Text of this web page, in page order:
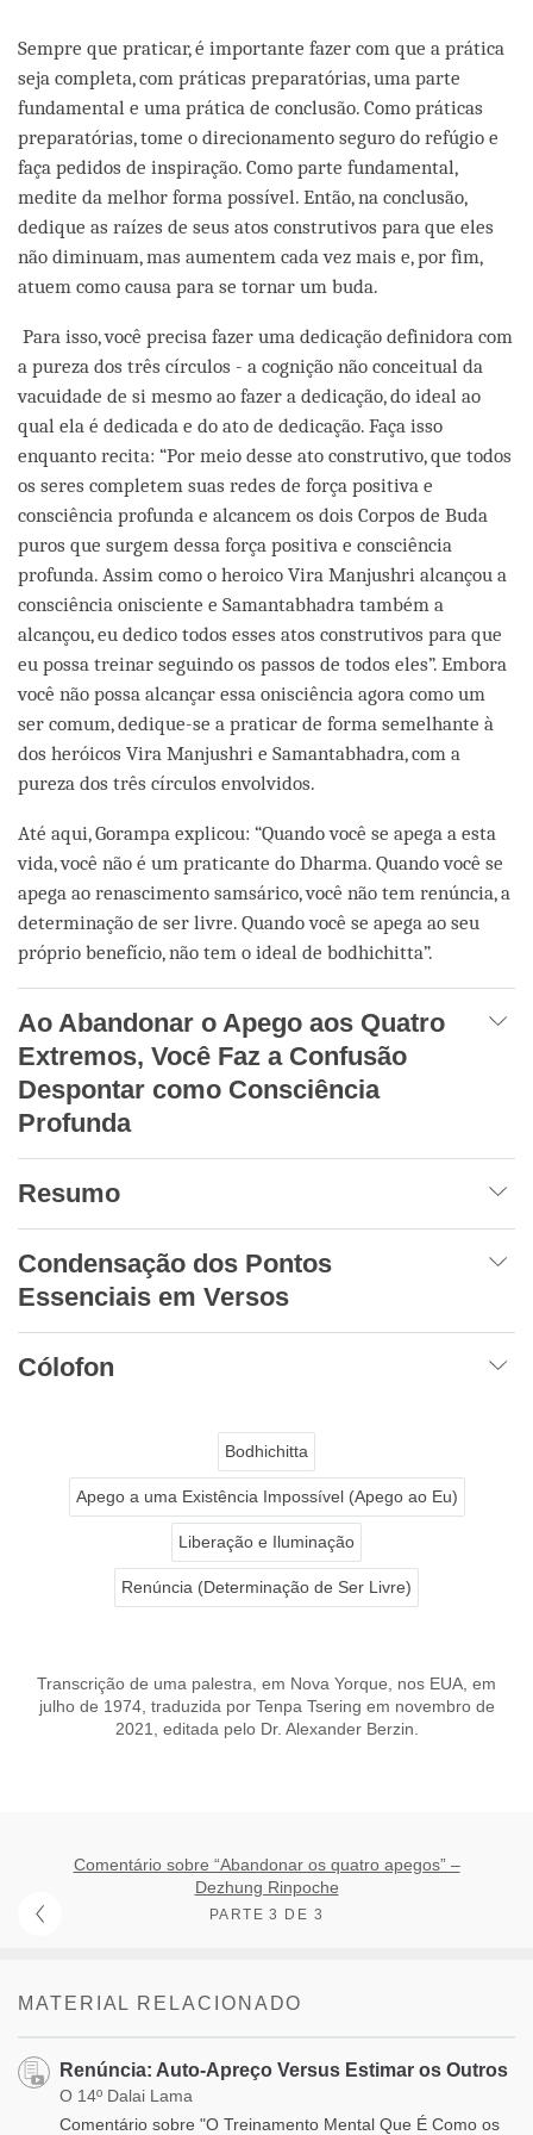
Sempre que praticar, é importante fazer com que a prática
seja completa, com práticas preparatórias, uma parte
fundamental e uma prática de conclusão. Como práticas
preparatórias, tome o direcionamento seguro do refúgio e
faça pedidos de inspiração. Como parte fundamental,
medite da melhor forma possível. Então, na conclusão,
dedique as raízes de seus atos construtivos para que eles
não diminuam, mas aumentem cada vez mais e, por fim,
atuem como causa para se tornar um buda.
Para isso, você precisa fazer uma dedicação definidora com
a pureza dos três círculos - a cognição não conceitual da
vacuidade de si mesmo ao fazer a dedicação, do ideal ao
qual ela é dedicada e do ato de dedicação. Faça isso
enquanto recita: “Por meio desse ato construtivo, que todos
os seres completem suas redes de força positiva e
consciência profunda e alcancem os dois Corpos de Buda
puros que surgem dessa força positiva e consciência
profunda. Assim como o heroico Vira Manjushri alcançou a
consciência onisciente e Samantabhadra também a
alcançou, eu dedico todos esses atos construtivos para que
eu possa treinar seguindo os passos de todos eles”. Embora
você não possa alcançar essa onisciência agora como um
ser comum, dedique-se a praticar de forma semelhante à
dos heróicos Vira Manjushri e Samantabhadra, com a
pureza dos três círculos envolvidos.
Até aqui, Gorampa explicou: “Quando você se apega a esta
vida, você não é um praticante do Dharma. Quando você se
apega ao renascimento samsárico, você não tem renúncia, a
determinação de ser livre. Quando você se apega ao seu
próprio benefício, não tem o ideal de bodhichitta”.
Ao Abandonar o Apego aos Quatro
Extremos, Você Faz a Confusão
Despontar como Consciência
Profunda
Resumo
Condensação dos Pontos
Essenciais em Versos
Cólofon
Bodhichitta
Apego a uma Existência Impossível (Apego ao Eu)
Liberação e Iluminação
Renúncia (Determinação de Ser Livre)
Transcrição de uma palestra, em Nova Yorque, nos EUA, em
julho de 1974, traduzida por Tenpa Tsering em novembro de
2021, editada pelo Dr. Alexander Berzin.
Comentário sobre “Abandonar os quatro apegos” –
Dezhung Rinpoche
PARTE 3 DE 3
MATERIAL RELACIONADO
Renúncia: Auto-Apreço Versus Estimar os Outros
O 14º Dalai Lama
Comentário sobre "O Treinamento Mental Que É Como os